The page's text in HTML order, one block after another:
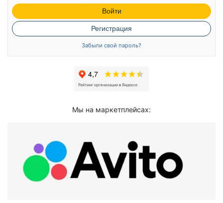
Войти
Регистрация
Забыли свой пароль?
Мы на маркетплейсах: